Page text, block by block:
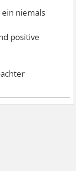
ein niemals
positive